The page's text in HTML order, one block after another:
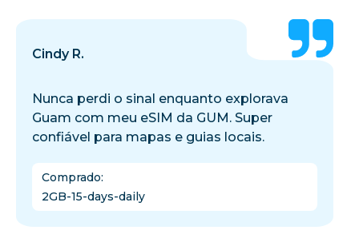
Cindy R.
Nunca perdi o sinal enquanto explorava
Guam com meu eSIM da GUM. Super
confiável para mapas e guias locais.
Comprado:
2GB-15-days-daily